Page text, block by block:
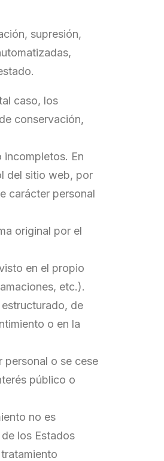
supresión,
caso, los
conservación,
incompletos. En
del sitio web, por
carácter personal
original por el
en el propio
etc.).
de
o en la
personal o se cese
público o
no es
los Estados